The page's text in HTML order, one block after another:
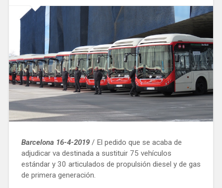
rosas»
Barcelona 16-4-2019/ El pedido que se acaba de
adjudicar va destinada a sustituir 75 vehículos
estándar y 30 articulados de propulsión diesel y de gas
de primera generación.